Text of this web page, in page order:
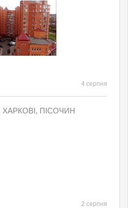
4 серпня
ПІСОЧИН
2 серпня